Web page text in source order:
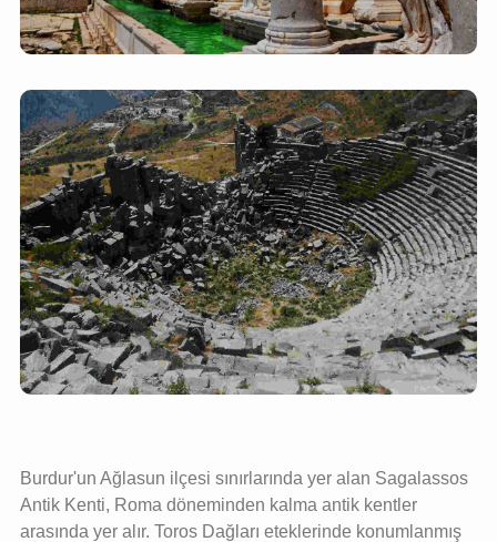
Burdur'un Ağlasun ilçesi sınırlarında yer alan Sagalassos
Antik Kenti, Roma döneminden kalma antik kentler
arasında yer alır. Toros Dağları eteklerinde konumlanmış